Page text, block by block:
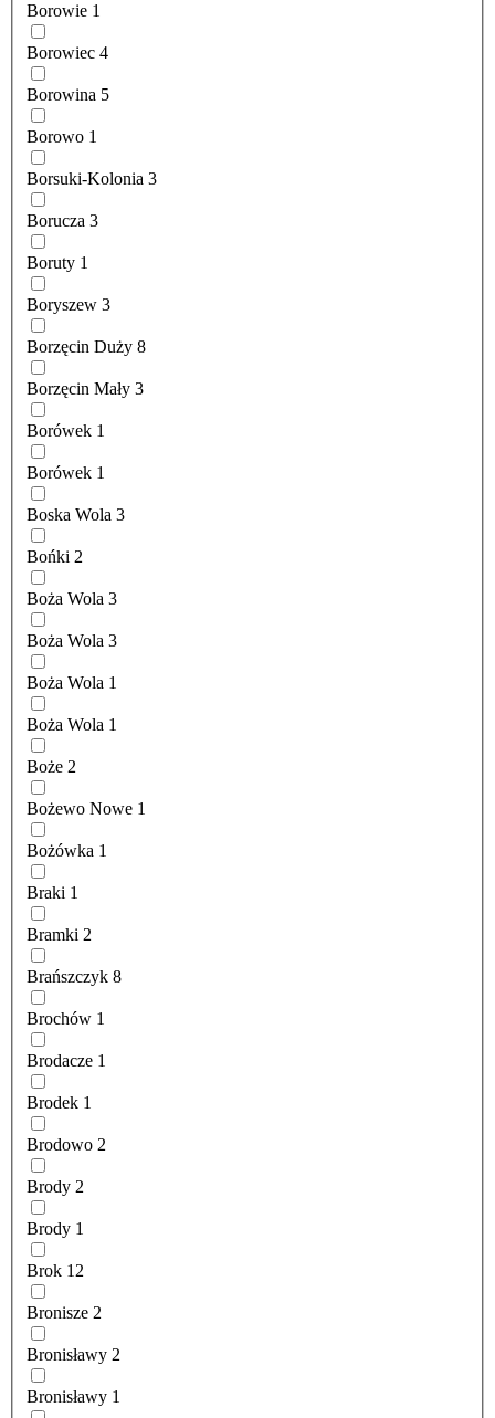
Borowie 1
Borowiec 4
Borowina 5
Borowo 1
Borsuki-Kolonia 3
Borucza 3
Boruty 1
Boryszew 3
Borzęcin Duży 8
Borzęcin Mały 3
Borówek 1
Borówek 1
Boska Wola 3
Bońki 2
Boża Wola 3
Boża Wola 3
Boża Wola 1
Boża Wola 1
Boże 2
Bożewo Nowe 1
Bożówka 1
Braki 1
Bramki 2
Brańszczyk 8
Brochów 1
Brodacze 1
Brodek 1
Brodowo 2
Brody 2
Brody 1
Brok 12
Bronisze 2
Bronisławy 2
Bronisławy 1